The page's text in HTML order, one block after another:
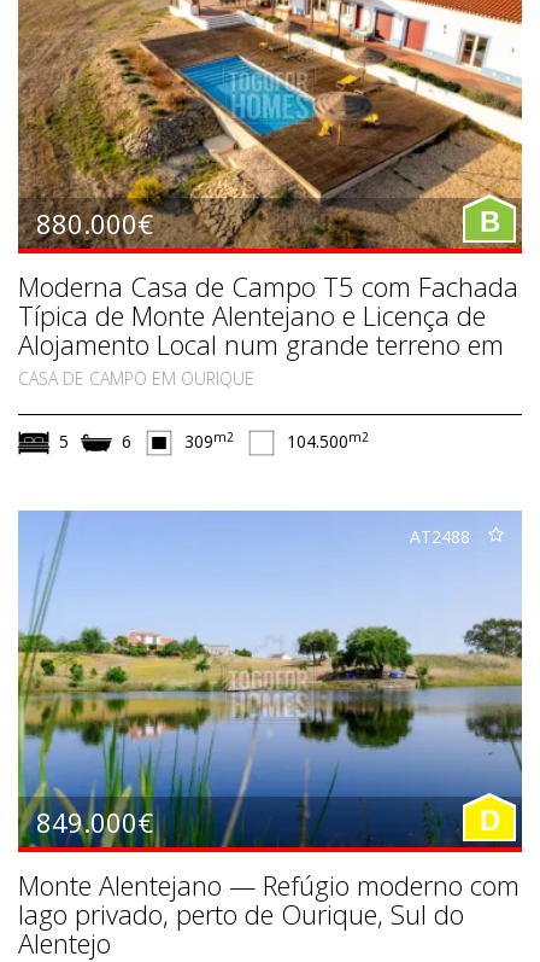
880.000€ B
Moderna Casa de Campo T5 com Fachada
Típica de Monte Alentejano e Licença de
Alojamento Local num grande terreno em
Ourique, Alentejo Sul
CASA DE CAMPO EM OURIQUE
5 6 309m2 104.500m2
AT2488
849.000€ D
Monte Alentejano — Refúgio moderno com
lago privado, perto de Ourique, Sul do
Alentejo